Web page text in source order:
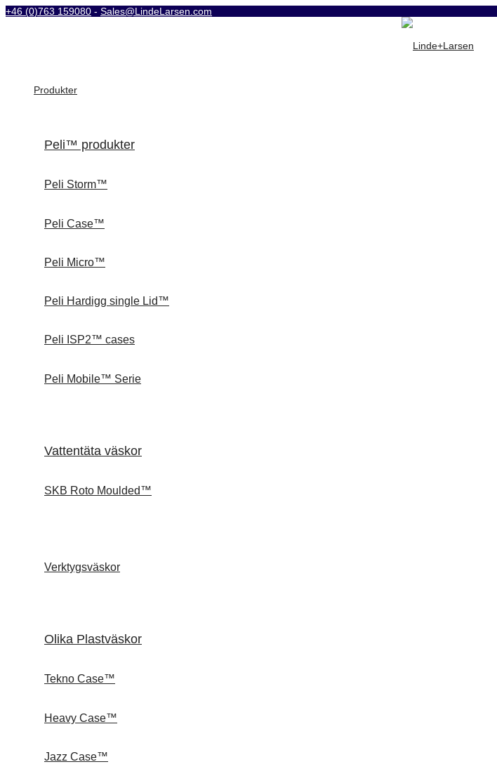
+46 (0)763 159080 - Sales@LindeLarsen.com
Produkter
Peli™ produkter
Peli Storm™
Peli Case™
Peli Micro™
Peli Hardigg single Lid™
Peli ISP2™ cases
Peli Mobile™ Serie
Vattentäta väskor
SKB Roto Moulded™
Verktygsväskor
Olika Plastväskor
Tekno Case™
Heavy Case™
Jazz Case™